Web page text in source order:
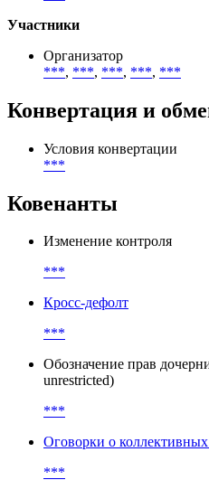
***
***
Организатор
Конвертация и обмен
Условия конвертации
Ковенанты
Изменение контроля
***
Кросс-дефолт
unrestricted)
***